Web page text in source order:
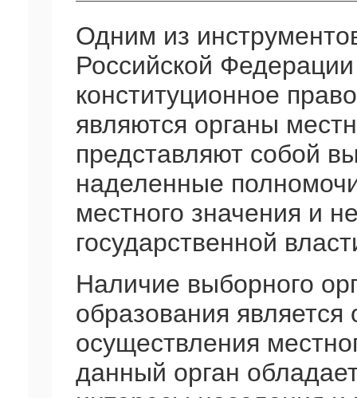
Одним из
Российской
конституционное
являются органы
представляют собой
наделенные
местного значения и
государственной
Наличие выборного
образования
осуществления
данный орган